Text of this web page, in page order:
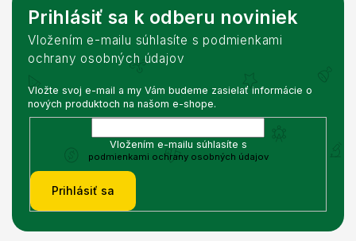
Prihlásiť sa k odberu noviniek
Vložením e-mailu súhlasíte s podmienkami
ochrany osobných údajov
Vložte svoj e-mail a my Vám budeme zasielať informácie o
nových produktoch na našom e-shope.
Vložením e-mailu súhlasíte s
podmienkami ochrany osobných údajov
Prihlásiť sa